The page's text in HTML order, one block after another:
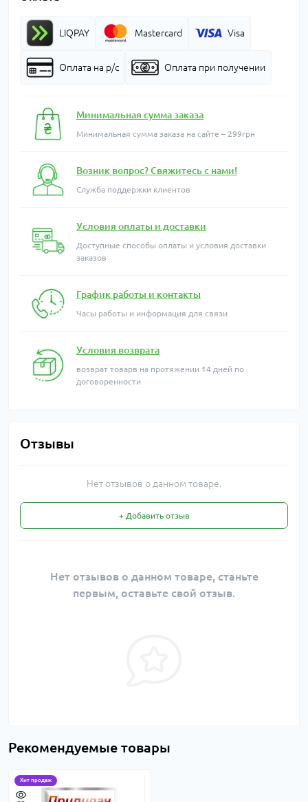
LIQPAY Mastercard Visa
Оплата на р/с Оплата при получении
Минимальная сумма заказа
Минимальная сумма заказа на сайте – 299грн
Возник вопрос? Свяжитесь с нами!
Служба поддержки клиентов
Условия оплаты и доставки
Доступные способы оплаты и условия доставки
заказов
График работы и контакты
Часы работы и информация для связи
Условия возврата
возврат товарв на протяжении 14 дней по
договоренности
Отзывы
Нет отзывов о данном товаре.
+ Добавить отзыв
Нет отзывов о данном товаре, станьте
первым, оставьте свой отзыв.
Рекомендуемые товары
Хит продаж